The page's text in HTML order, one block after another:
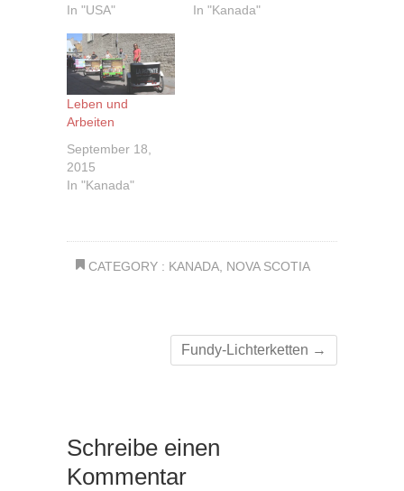
In "USA"
In "Kanada"
Leben und
Arbeiten
September 18,
2015
In "Kanada"
CATEGORY : KANADA NOVA SCOTIA
Fundy-Lichterketten →
Schreibe einen
Kommentar